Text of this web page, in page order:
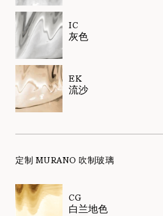
IC
灰色
EK
流沙
定制 MURANO 吹制玻璃
CG
白兰地色